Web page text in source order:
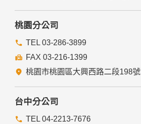
桃園分公司
TEL 03-286-3899
FAX 03-216-1399
桃園市桃園區大興西路二段198號
台中分公司
TEL 04-2213-7676